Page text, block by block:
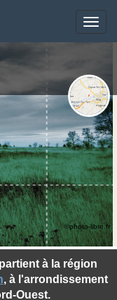
Toggle
à la région
, à l'arrondissement
Ouest.
©photo-libre.fr
Toggle